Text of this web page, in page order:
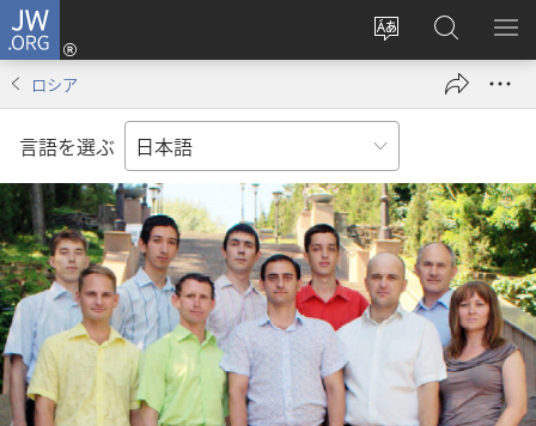
JW.ORG
サ
ト
の
言
語
を
変
え
る
ロ
グ
ン
し
い
タ
ブ
で
開
JW.ORG
の
検
メ
を
ロシア
言語を選ぶ